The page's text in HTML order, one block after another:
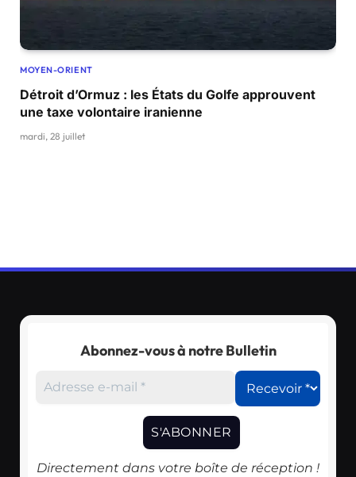
MOYEN-ORIENT
Détroit d’Ormuz : les États du Golfe approuvent
une taxe volontaire iranienne
mardi, 28 juillet
Abonnez-vous à notre Bulletin
Directement dans votre boîte de réception !